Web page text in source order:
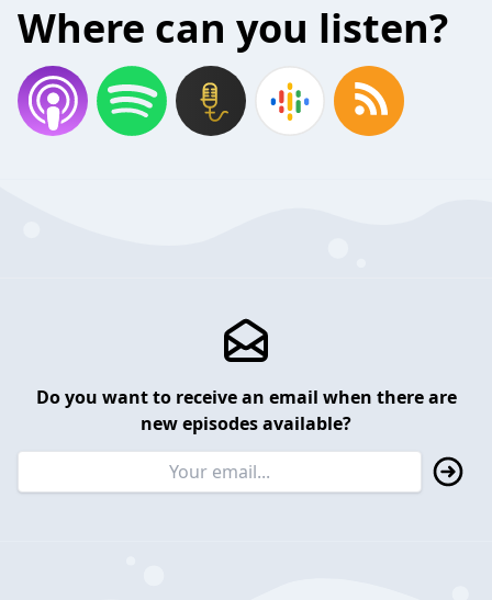
Where can you listen?
Do you want to receive an email when there are
new episodes available?